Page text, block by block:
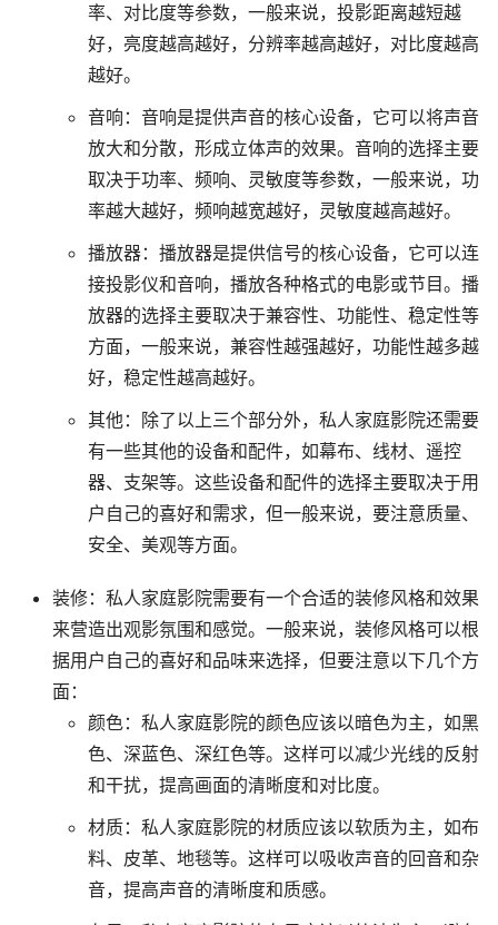
率、对比度等参数，一般来说，投影距离越短越
好，亮度越高越好，分辨率越高越好，对比度越高
越好。
音响：音响是提供声音的核心设备，它可以将声音
放大和分散，形成立体声的效果。音响的选择主要
取决于功率、频响、灵敏度等参数，一般来说，功
率越大越好，频响越宽越好，灵敏度越高越好。
播放器：播放器是提供信号的核心设备，它可以连
接投影仪和音响，播放各种格式的电影或节目。播
放器的选择主要取决于兼容性、功能性、稳定性等
方面，一般来说，兼容性越强越好，功能性越多越
好，稳定性越高越好。
其他：除了以上三个部分外，私人家庭影院还需要
有一些其他的设备和配件，如幕布、线材、遥控
器、支架等。这些设备和配件的选择主要取决于用
户自己的喜好和需求，但一般来说，要注意质量、
安全、美观等方面。
装修：私人家庭影院需要有一个合适的装修风格和效果
来营造出观影氛围和感觉。一般来说，装修风格可以根
据用户自己的喜好和品味来选择，但要注意以下几个方
面：
颜色：私人家庭影院的颜色应该以暗色为主，如黑
色、深蓝色、深红色等。这样可以减少光线的反射
和干扰，提高画面的清晰度和对比度。
材质：私人家庭影院的材质应该以软质为主，如布
料、皮革、地毯等。这样可以吸收声音的回音和杂
音，提高声音的清晰度和质感。